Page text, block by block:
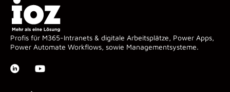
Profis für M365-Intranets & digitale Arbeitsplätze, Power Apps,
Power Automate Workflows, sowie Managementsysteme.